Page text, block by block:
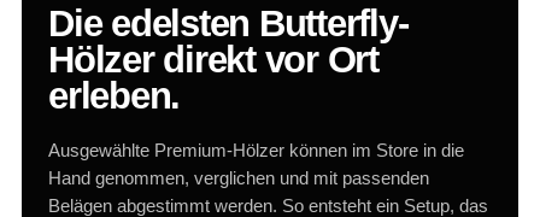
Die edelsten Butterfly-
Hölzer direkt vor Ort
erleben.
Ausgewählte Premium-Hölzer können im Store in die
Hand genommen, verglichen und mit passenden
Belägen abgestimmt werden. So entsteht ein Setup, das